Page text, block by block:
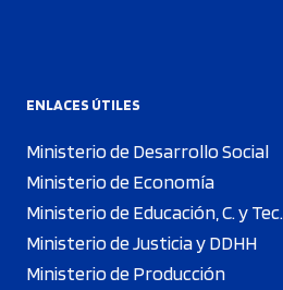
ENLACES ÚTILES
Ministerio de Desarrollo Social
Ministerio de Economía
Ministerio de Educación, C. y Tec.
Ministerio de Justicia y DDHH
Ministerio de Producción